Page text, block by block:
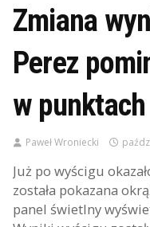
Zmiana
Perez
w punktach
Paweł Wroniecki
Już po wyścigu
została pokazana
panel świetlny